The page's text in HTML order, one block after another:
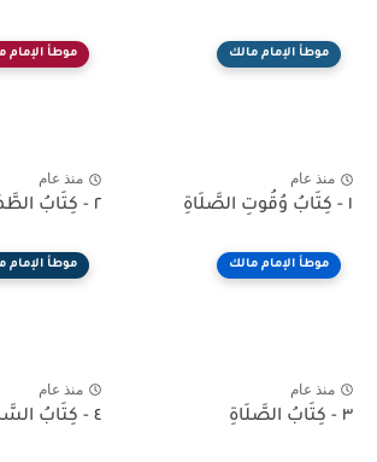
موطأ الإمام مالك
منذ عام
١ - كِتَابُ وُقُوتِ الصَّلَاةِ
موطأ الإمام
منذ عام
٢ - كِتَابُ الطَّهَارَةِ
موطأ الإمام مالك
منذ عام
٣ - كِتَابُ الصَّلَاةِ
موطأ الإمام
منذ عام
٤ - كِتَابُ السَّهْوِ